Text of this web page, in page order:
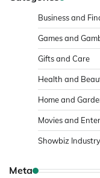
Business and
Games and
Gifts and Care
Health and
Home and
Movies and
Showbiz Industry
Meta